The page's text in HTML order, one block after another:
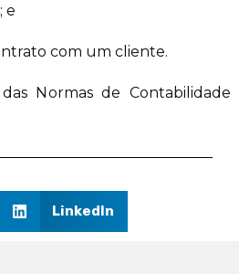
e
com um cliente.
Normas de
LinkedIn